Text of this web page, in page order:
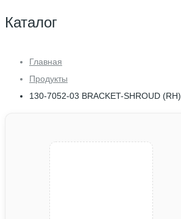
Каталог
Главная
Продукты
130-7052-03 BRACKET-SHROUD (RH)